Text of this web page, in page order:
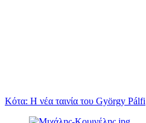
Κότα: Η νέα ταινία του György Pálfi